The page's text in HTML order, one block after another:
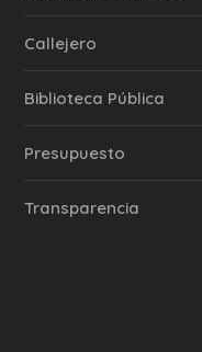
Callejero
Biblioteca Pública
Presupuesto
Transparencia